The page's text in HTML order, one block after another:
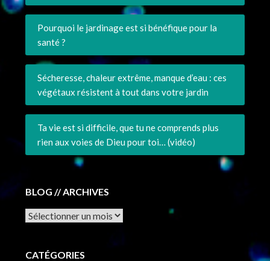
Pourquoi le jardinage est si bénéfique pour la
santé ?
Sécheresse, chaleur extrême, manque d’eau : ces
végétaux résistent à tout dans votre jardin
Ta vie est si difficile, que tu ne comprends plus
rien aux voies de Dieu pour toi… (vidéo)
BLOG // ARCHIVES
Archives
CATÉGORIES